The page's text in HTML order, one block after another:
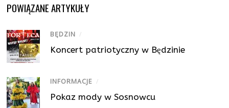
POWIĄZANE ARTYKUŁY
BĘDZIN /
Koncert patriotyczny w Będzinie
INFORMACJE /
Pokaz mody w Sosnowcu